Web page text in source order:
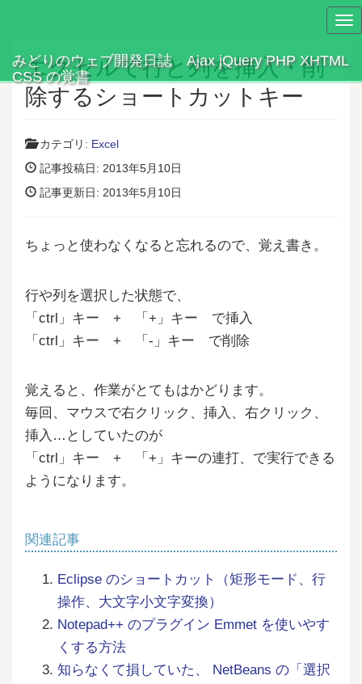
みどりのウェブ開発日誌 Ajax jQuery PHP XHTML
CSS の覚書
エクセルで行と列を挿入・削
除するショートカットキー
カテゴリ: Excel
記事投稿日: 2013年5月10日
記事更新日: 2013年5月10日
ちょっと使わなくなると忘れるので、覚え書き。
行や列を選択した状態で、
「ctrl」キー + 「+」キー で挿入
「ctrl」キー + 「-」キー で削除
覚えると、作業がとてもはかどります。
毎回、マウスで右クリック、挿入、右クリック、
挿入…としていたのが
「ctrl」キー + 「+」キーの連打、で実行できる
ようになります。
関連記事
Eclipse のショートカット（矩形モード、行
操作、大文字小文字変換）
Notepad++ のプラグイン Emmet を使いやす
くする方法
知らなくて損していた、 NetBeans の「選択